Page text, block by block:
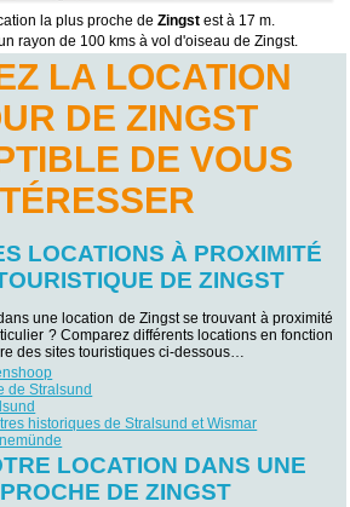
la plus proche deZingst est à 17 m.
rayon de 100 kms à vol d'oiseau de Zingst.
LA LOCATION
DE ZINGST
DE VOUS
LOCATIONS À PROXIMITÉ
DE ZINGST
une location de Zingst se trouvant à proximité
? Comparez différents locations en fonction
des sites touristiques ci-dessous…
de Stralsund
historiques de Stralsund et Wismar
LOCATION DANS UNE
DE ZINGST